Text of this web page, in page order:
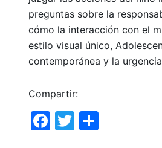
preguntas sobre la
cómo la interacción con el
estilo visual único,
contemporánea y la
Compartir:
F
T